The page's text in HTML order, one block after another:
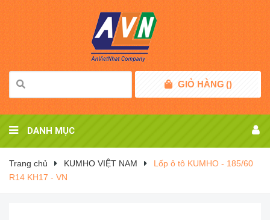
GIỎ HÀNG ()
DANH MỤC
Trang chủ KUMHO VIỆT NAM
Lốp ô tô KUMHO - 185/60
R14 KH17 - VN